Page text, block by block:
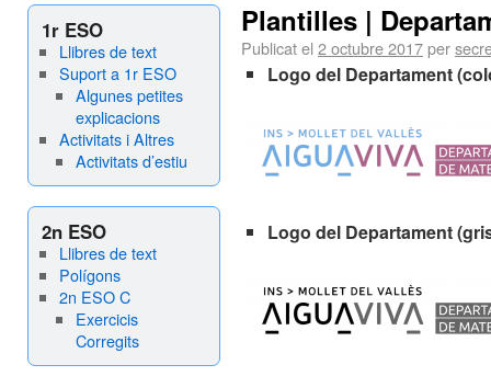
1r ESO
Llibres de text
Suport a 1r ESO
Algunes petites
explicacions
Activitats i Altres
Activitats d’estiu
2n ESO
Llibres de text
Polígons
2n ESO C
Exercicis
Corregits
Plantilles |
Publicat el 2 octubre 2017per
Logo del Departament
Logo del Departament